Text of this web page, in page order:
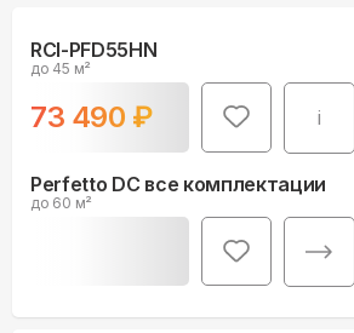
RCI-PFD55HN
до 45 м²
73 490 ₽ i
Perfetto DC все комплектации
до 60 м²